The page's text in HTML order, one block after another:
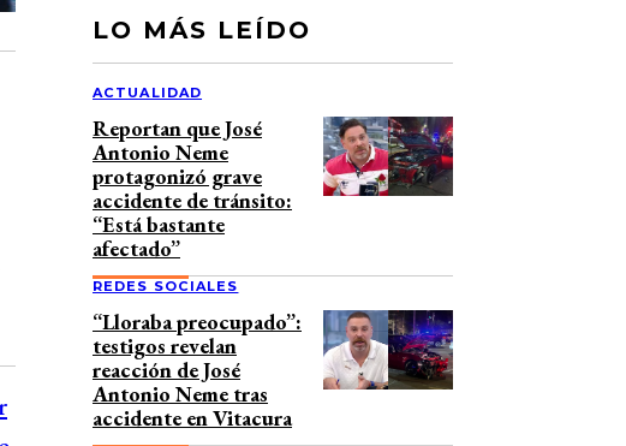
LO MÁS LEÍDO
ACTUALIDAD
Reportan que José
Antonio Neme
protagonizó grave
accidente de tránsito:
“Está bastante
afectado”
REDES SOCIALES
“Lloraba preocupado”:
testigos revelan
reacción de José
Antonio Neme tras
accidente en Vitacura